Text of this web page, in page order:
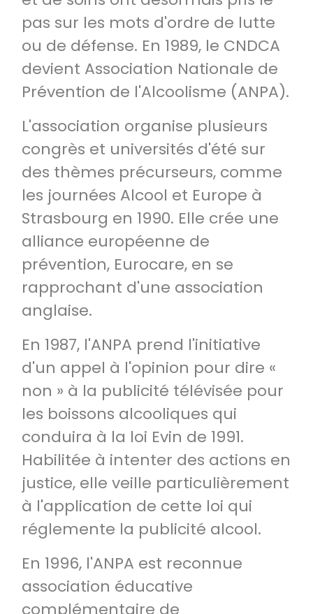
pas sur les mots d'ordre de lutte
ou de défense. En 1989, le CNDCA
devient Association Nationale de
Prévention de l'Alcoolisme (ANPA).
L'association organise plusieurs
congrès et universités d'été sur
des thèmes précurseurs, comme
les journées Alcool et Europe à
Strasbourg en 1990. Elle crée une
alliance européenne de
prévention, Eurocare, en se
rapprochant d'une association
anglaise.
En 1987, l'ANPA prend l'initiative
d'un appel à l'opinion pour dire «
non » à la publicité télévisée pour
les boissons alcooliques qui
conduira à la loi Evin de 1991.
Habilitée à intenter des actions en
justice, elle veille particulièrement
à l'application de cette loi qui
réglemente la publicité alcool.
En 1996, l'ANPA est reconnue
association éducative
complémentaire de